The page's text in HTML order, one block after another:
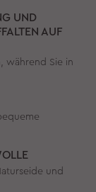
UND
AUF
während Sie in
und